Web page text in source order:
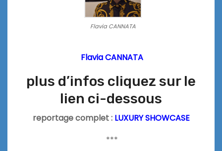
Flavia CANNATA
Flavia CANNATA
plus d’infos cliquez sur le
lien ci-dessous
reportage complet : LUXURY SHOWCASE
***